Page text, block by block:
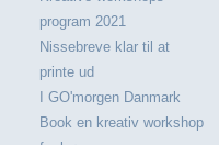
program 2021
Nissebreve klar til at
printe ud
I GO'morgen Danmark
Book en kreativ workshop